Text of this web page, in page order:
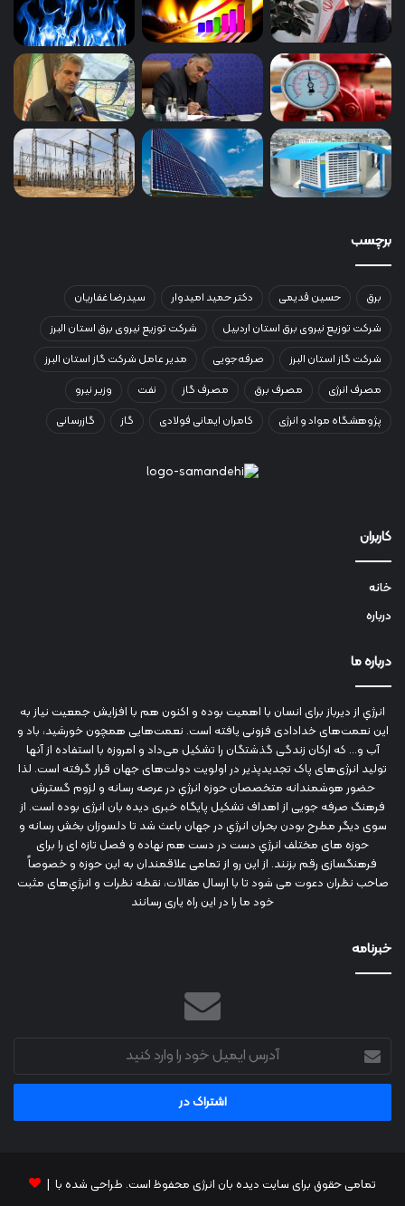
برچسب
برق حسین قدیمی دکتر حمید امیدوار
سیدرضا غفاریان
شرکت توزیع نیروی برق استان اردبیل
شرکت توزیع نیروی برق استان البرز
شرکت گاز استان البرز
صرفه‌جویی
مدیر عامل شرکت گاز استان البرز
مصرف انرژی
مصرف برق مصرف گاز نفت
وزیر نیرو
پژوهشگاه مواد و انرژی
کامران ایمانی فولادی گاز گازرسانی
کاربران
خانه
درباره
درباره ما
انرژي‌ از دیرباز برای انسان با اهمیت بوده و اکنون هم با افزایش جمعیت نیاز به
این نعمت‌های خدادادی فزونی یافته است. نعمت‌هایی همچون خورشید، باد و
آب و... که ارکان زندگی گذشتگان را تشکیل می‌داد و امروزه با استفاده از آنها
تولید انرژی‌های پاک تجدیدپذیر در اولویت دولت‌های جهان قرار گرفته است. لذا
حضور هوشمندانه متخصصان حوزه انرژي در عرصه رسانه و لزوم گسترش
فرهنگ صرفه جویی از اهداف تشکیل پایگاه خبری دیده بان انرژی بوده است. از
سوی دیگر مطرح بودن بحران انرژي در جهان باعث شد تا دلسوزان بخش رسانه و
حوزه های مختلف انرژي دست در دست هم نهاده و فصل تازه ای را برای
فرهنگسازی رقم بزنند. از این رو از تمامی علاقمندان به این حوزه و خصوصاً
صاحب نظران دعوت می شود تا با ارسال مقالات، نقطه نظرات و انرژي‌های مثبت
خود ما را در این راه یاری رسانند
خبرنامه
آدرس
ایمیل
خود
وارد
تمامی حقوق برای سایت دیده بان انرژی محفوظ است. طراحی شده با |